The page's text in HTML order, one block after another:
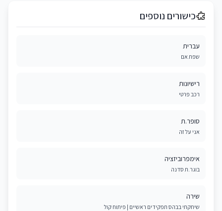
כישורים נוספים
עברית
שפת אם
רישיונות
רכב פרטי
סופר.ת
אני על זה
אימפרוביזציה
בוגר.ת סדנה
שירה
שיחקתי בבהס תפקידים ראשיים | פיתוח קול